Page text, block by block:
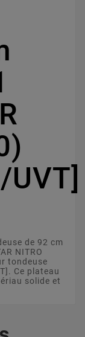
de 92 cm
NITRO
tondeuse
Ce plateau
solide et